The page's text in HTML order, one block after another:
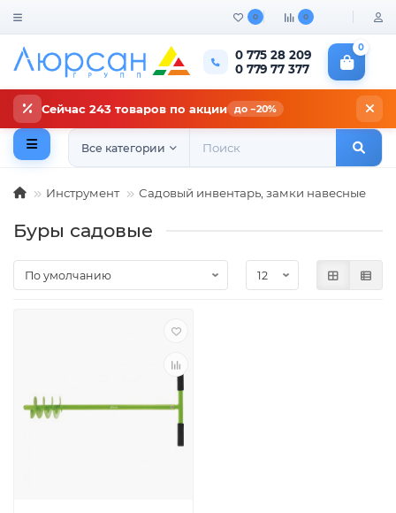
0 0
0 775 28 209
0 779 77 377
0
Сейчас 243 товаров по акции до −20%
Все категории
Инструмент Садовый инвентарь, замки навесные
Буры садовые